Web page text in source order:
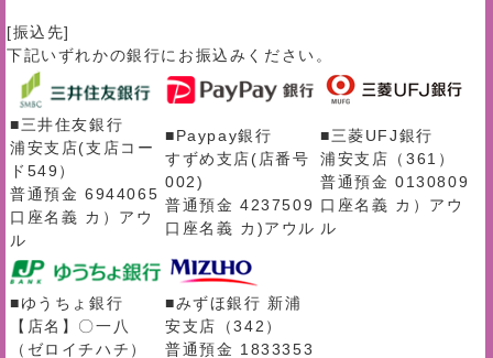
[振込先]
下記いずれかの銀行にお振込みください。
■三井住友銀行
浦安支店(支店コー
ド549）
普通預金 6944065
口座名義 カ）アウ
ル
■Paypay銀行
すずめ支店(店番号
002)
普通預金 4237509
口座名義 カ)アウル
■三菱UFJ銀行
浦安支店（361）
普通預金 0130809
口座名義 カ）アウ
ル
■ゆうちょ銀行
【店名】〇一八
（ゼロイチハチ）
■みずほ銀行 新浦
安支店（342）
普通預金 1833353